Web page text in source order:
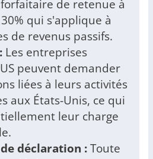
de retenue à
qui s'applique à
de revenus passifs.
Les entreprises
peuvent demander
liées à leurs activités
aux États-Unis, ce qui
leur charge
déclaration :Toute